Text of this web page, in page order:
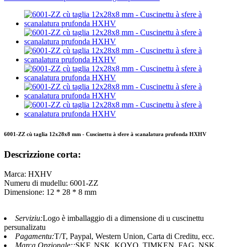
6001-ZZ cù taglia 12x28x8 mm - Cuscinettu à sfere à scanalatura prufonda HXHV
Descrizzione corta:
Marca: HXHV
Numeru di mudellu: 6001-ZZ
Dimensione: 12 * 28 * 8 mm
Serviziu:Logo è imballaggio di a dimensione di u cuscinettu
persunalizatu
Pagamentu:T/T, Paypal, Western Union, Carta di Creditu, ecc.